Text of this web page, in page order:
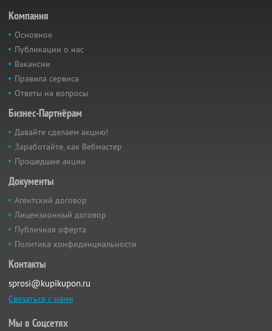
Компания
Основное
Публикации о нас
Вакансии
Правила сервиса
Ответы на вопросы
Бизнес-Партнёрам
Давайте сделаем акцию!
Заработайте, как Вебмастер
Прошедшие акции
Документы
Агентский договор
Лицензионный договор
Публичная оферта
Политика конфиденциальности
Контакты
sprosi@kupikupon.ru
Связаться с нами
Мы в Соцсетях